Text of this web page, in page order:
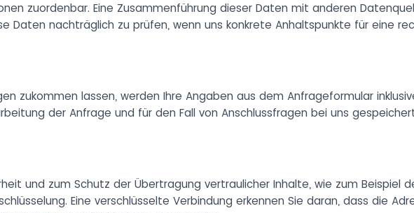
zuordenbar. Eine Zusammenführung dieser Daten mit anderen
Daten nachträglich zu prüfen, wenn uns konkrete Anhaltspunkte für eine
zukommen lassen, werden Ihre Angaben aus dem Anfrageformular
der Anfrage und für den Fall von Anschlussfragen bei uns
und zum Schutz der Übertragung vertraulicher Inhalte, wie zum Beispiel
Eine verschlüsselte Verbindung erkennen Sie daran, dass die